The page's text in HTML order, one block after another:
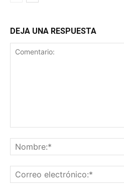
DEJA UNA RESPUESTA